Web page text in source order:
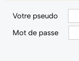
Votre pseudo
Mot de passe